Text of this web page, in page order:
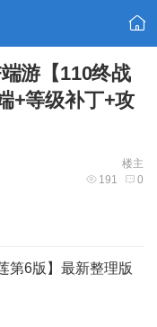
游【110终战
+等级补丁+攻
楼主
191 0
第6版】最新整理版